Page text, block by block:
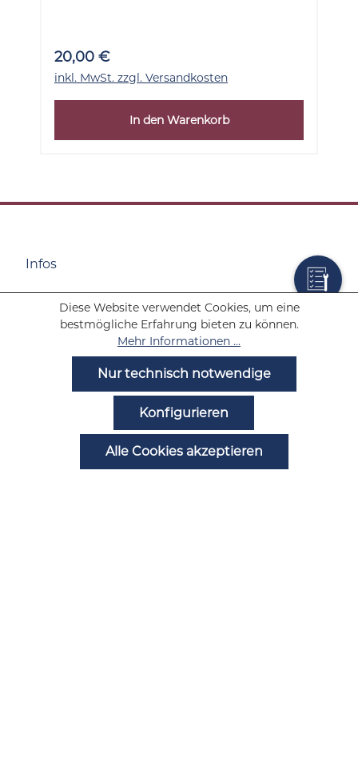
20,00 €
inkl. MwSt. zzgl. Versandkosten
In den Warenkorb
Infos
Wolf Tabakwaren
Diese Website verwendet Cookies, um eine
bestmögliche Erfahrung bieten zu können.
Mehr Informationen ...
Nur technisch notwendige
Konfigurieren
Alle Cookies akzeptieren